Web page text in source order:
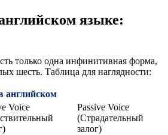
языке:
только одна инфинитивная форма,
шесть. Таблица для наглядности:
Voice
Passive Voice
(Страдательный
залог)